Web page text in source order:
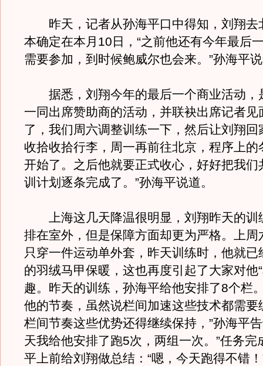
昨天，记者从孙海平口中得知，刘翔去
本确定在本月10日，“之前他还有今年最后
需要参加，到时候鲍威尔也会来。”孙海平
据悉，刘翔今年的最后一个商业活动，
一同出席赞助商的活动，并联袂出席记者见
了，我们周六调整训练一下，然后让刘翔回
收拾收拾行李，周一再前往北京，程序上的
开始了。之后他就要正式收心，好好把我们
训计划逐条完成了。”孙海平说道。
上海这几天降温很明显，刘翔昨天的训
排在室外，但是保障方面却更为严格。上周
只穿一件运动单外套，昨天训练时，他就已
的羽绒马甲保暖，这也再度引起了大家对他
趣。昨天的训练，孙海平给他安排了8个栏
他的节奏，虽然说栏间加速这些技术都需要
栏间节奏这些优势还得继续保持，”孙海平
天我给他安排了跑5次，两组一次。”任务完
平上前给刘翔做总结：“嗯，今天跑得不错